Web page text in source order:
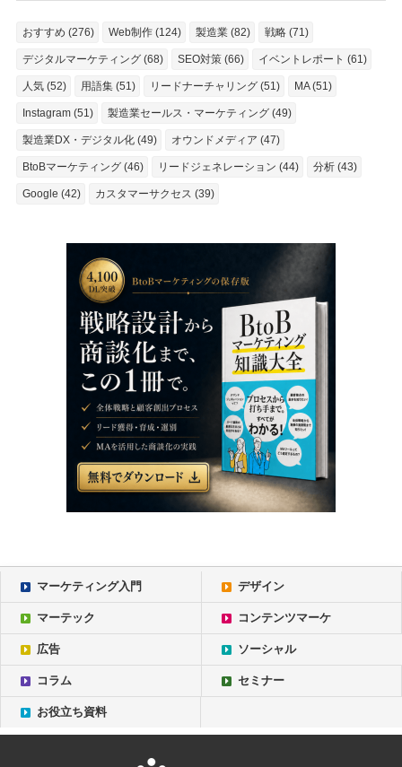
おすすめ (276) Web制作 (124) 製造業 (82) 戦略 (71)
デジタルマーケティング (68) SEO対策 (66) イベントレポート (61)
人気 (52) 用語集 (51) リードナーチャリング (51) MA (51)
Instagram (51) 製造業セールス・マーケティング (49)
製造業DX・デジタル化 (49) オウンドメディア (47)
BtoBマーケティング (46) リードジェネレーション (44) 分析 (43)
Google (42) カスタマーサクセス (39)
マーケティング入門 デザイン
マーテック コンテンツマーケ
広告 ソーシャル
コラム セミナー
お役立ち資料